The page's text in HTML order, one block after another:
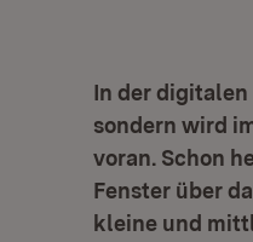
In der
sondern wird
voran. Schon
Fenster über
kleine und